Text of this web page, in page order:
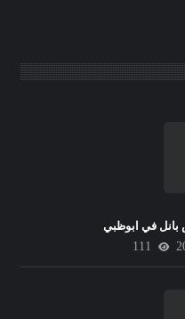
بانل في ابوظبي
111